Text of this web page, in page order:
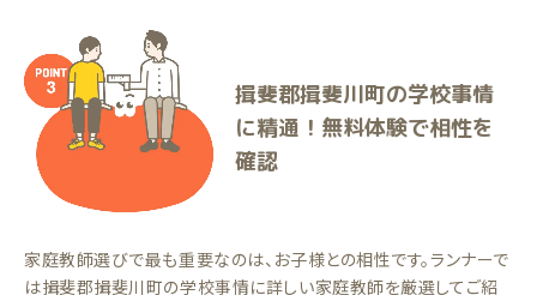
揖斐郡揖斐川町の学校事情
に精通！無料体験で相性を
確認
家庭教師選びで最も重要なのは、お子様との相性です。ランナーで
は揖斐郡揖斐川町の学校事情に詳しい家庭教師を厳選してご紹